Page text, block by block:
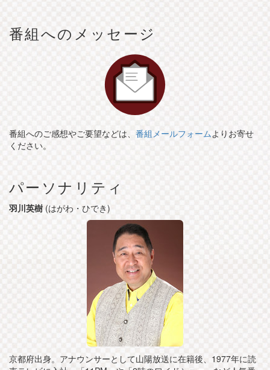
番組へのメッセージ
番組へのご感想やご要望などは、 番組メールフォームよりお寄せ
ください。
パーソナリティ
羽川英樹(はがわ・ひでき)
京都府出身。アナウンサーとして山陽放送に在籍後、1977年に読